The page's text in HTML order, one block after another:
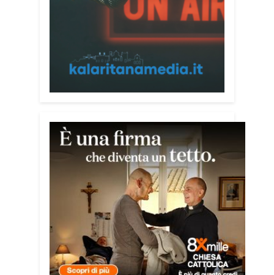
La mostra sarà visitabile alla MEM fino
struttura: dal lunedì al venerdì dalle 9
alle 19 e il sabato dalle 9 alle 13.
WhatsApp LinkedIn
E-mail Stampa